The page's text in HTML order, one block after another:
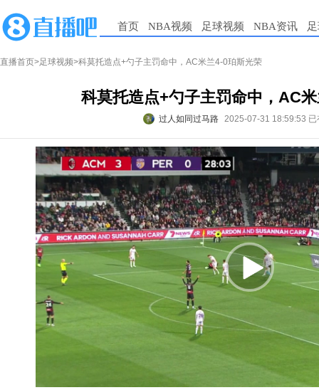
首页 NBA视频 足球视频 NBA资讯
直播首页>足球视频>科莫托造点+勺子主罚命中，AC米兰4-0珀斯光荣
科莫托造点+勺子主罚命中，AC
过人如同过马路 2025-07-31 18:59:53 已